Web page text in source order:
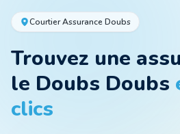
Auto
Courtier Assurance Doubs
Trouvez une
le Doubs Doubs
clics